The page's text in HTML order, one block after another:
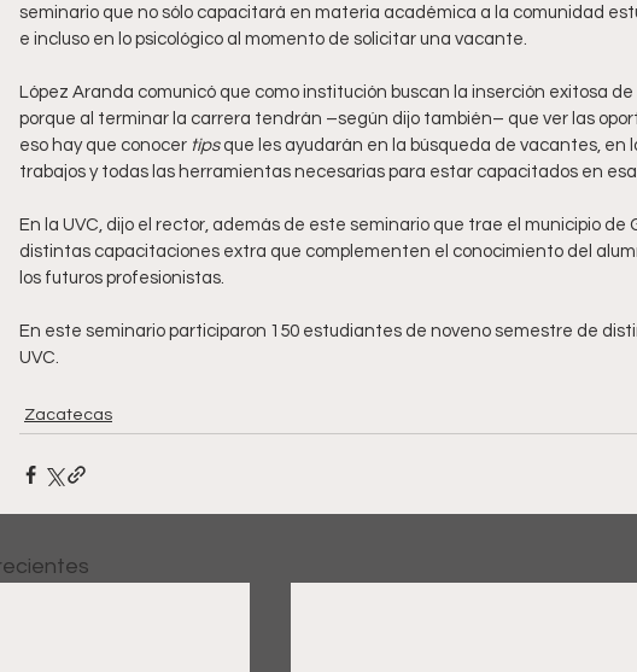
seminario que no sólo capacitará en materia académica a la comunidad
e incluso en lo psicológico al momento de solicitar una vacante.
López Aranda comunicó que como institución buscan la inserción exitosa
porque al terminar la carrera tendrán –según dijo también– que ver las
eso hay que conocer tips que les ayudarán en la búsqueda de vacantes, en
trabajos y todas las herramientas necesarias para estar capacitados en
En la UVC, dijo el rector, además de este seminario que trae el municipio
distintas capacitaciones extra que complementen el conocimiento del
los futuros profesionistas.
En este seminario participaron 150 estudiantes de noveno semestre de
UVC.
Zacatecas